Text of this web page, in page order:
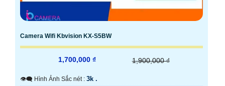
Camera Wifi Kbvision KX-S5BW
1,700,000 ₫ 1,900,000 ₫
👁️‍🗨 Hình Ảnh Sắc nét : 3k .